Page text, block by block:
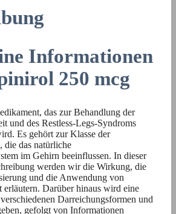
Informationen
250 mcg
das zur Behandlung der
und des Restless-Legs-Syndroms
Es gehört zur Klasse der
die das natürliche
im Gehirn beeinflussen. In dieser
werden wir die Wirkung, die
und die Anwendung von
Darüber hinaus wird eine
Darreichungsformen und
gefolgt von Informationen